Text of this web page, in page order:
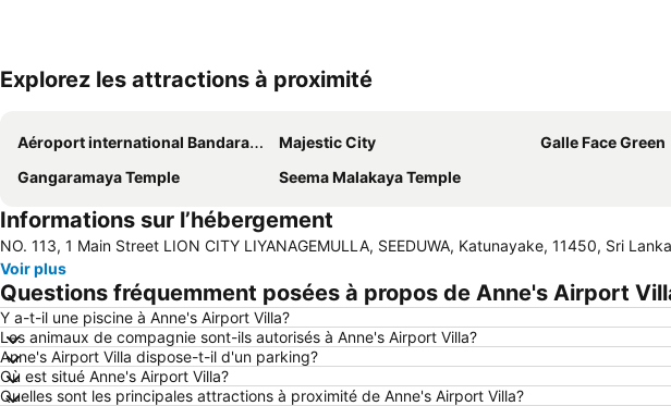
Explorez les attractions à proximité
Aéroport international Bandaranaike Majestic City Galle Face Green
Gangaramaya Temple
Seema Malakaya Temple
Informations sur l’hébergement
NO. 113, 1 Main Street LION CITY LIYANAGEMULLA, SEEDUWA, Katunayake, 11450, Sri Lanka
Voir plus
Questions fréquemment posées à propos de Anne's Airport
Y a-t-il une piscine à Anne's Airport Villa?
Les animaux de compagnie sont-ils autorisés à Anne's Airport Villa?
Anne's Airport Villa dispose-t-il d'un parking?
Où est situé Anne's Airport Villa?
Quelles sont les principales attractions à proximité de Anne's Airport Villa?